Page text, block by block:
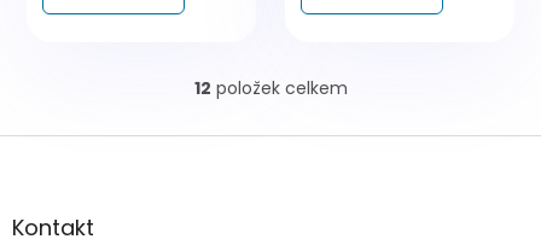
O
l
12 položek celkem
Z
aKontakt